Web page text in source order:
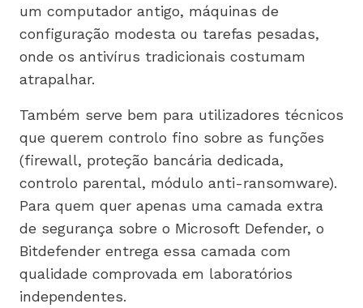
um computador antigo, máquinas de
configuração modesta ou tarefas pesadas,
onde os antivírus tradicionais costumam
atrapalhar.
Também serve bem para utilizadores técnicos
que querem controlo fino sobre as funções
(firewall, proteção bancária dedicada,
controlo parental, módulo anti-ransomware).
Para quem quer apenas uma camada extra
de segurança sobre o Microsoft Defender, o
Bitdefender entrega essa camada com
qualidade comprovada em laboratórios
independentes.